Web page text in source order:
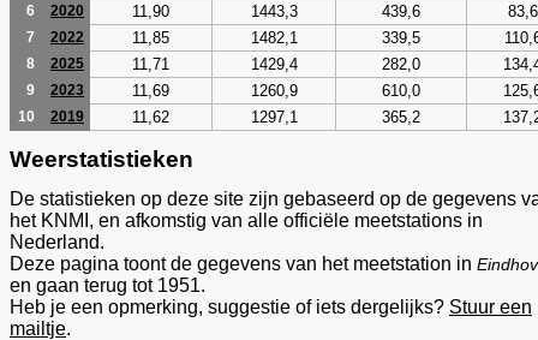
6 2020 11,90 1443,3 439,6 83,6
7 2022 11,85 1482,1 339,5
8 2025 11,71 1429,4 282,0
9 2023 11,69 1260,9 610,0
10 2019 11,62 1297,1 365,2
Weerstatistieken
De statistieken op deze site zijn gebaseerd op de gegevens
het KNMI, en afkomstig van alle officiële meetstations in
Nederland.
Deze pagina toont de gegevens van het meetstation in
en gaan terug tot 1951.
Heb je een opmerking, suggestie of iets dergelijks? Stuur een
mailtje.